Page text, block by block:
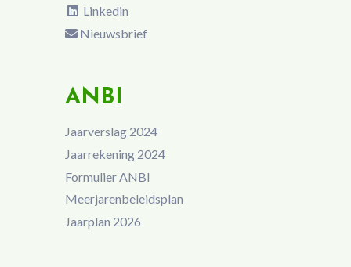
Linkedin
Nieuwsbrief
ANBI
Jaarverslag 2024
Jaarrekening 2024
Formulier ANBI
Meerjarenbeleidsplan
Jaarplan 2026